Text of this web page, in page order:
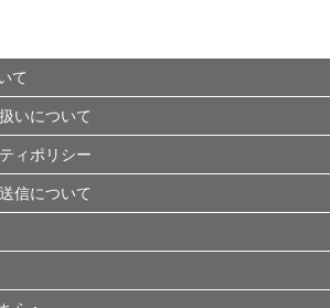
て
いについて
ィポリシー
信について